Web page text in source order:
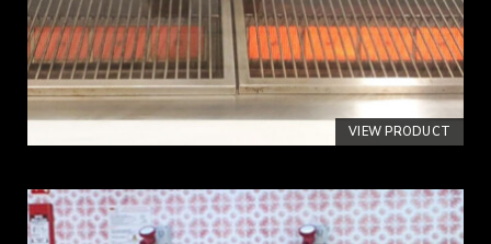
VIEW PRODUCT